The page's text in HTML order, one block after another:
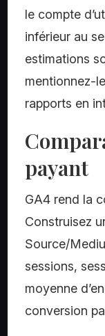
le compte
inférieur au
estimations
mentionnez-
rapports en
payant
GA4 rend la
Construisez
Source/
sessions,
moyenne
conversion